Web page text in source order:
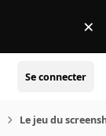
×
Se connecter
Le jeu du